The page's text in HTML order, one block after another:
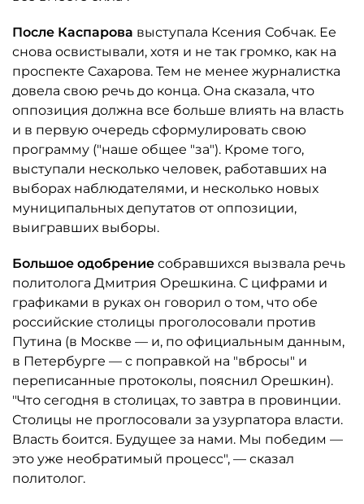
После Каспарова выступала Ксения Собчак. Ее
снова освистывали, хотя и не так громко, как на
проспекте Сахарова. Тем не менее журналистка
довела свою речь до конца. Она сказала, что
оппозиция должна все больше влиять на власть
и в первую очередь сформулировать свою
программу ("наше общее "за"). Кроме того,
выступали несколько человек, работавших на
выборах наблюдателями, и несколько новых
муниципальных депутатов от оппозиции,
выигравших выборы.
Большое одобрение собравшихся вызвала речь
политолога Дмитрия Орешкина. С цифрами и
графиками в руках он говорил о том, что обе
российские столицы проголосовали против
Путина (в Москве — и, по официальным данным,
в Петербурге — с поправкой на "вбросы" и
переписанные протоколы, пояснил Орешкин).
"Что сегодня в столицах, то завтра в провинции.
Столицы не проглосовали за узурпатора власти.
Власть боится. Будущее за нами. Мы победим —
это уже необратимый процесс", — сказал
политолог.